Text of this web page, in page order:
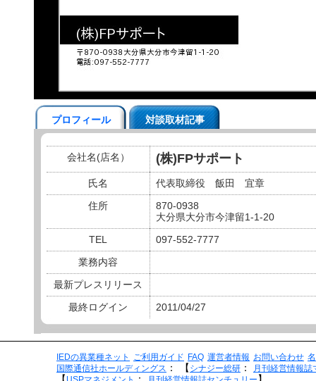
プロフィール 対談取材記事
会社名(店名） (株)FPサポート
氏名
代表取締役 飯田 宜章
住所
870-0938
大分県大分市今津留1-1-20
TEL
097-552-7777
業務内容
最新プレスリリース
最終ログイン
2011/04/27
IEDの異業種ネット ご利用ガイド FAQ 運営者情報 お問い合わせ
国際通信社ホールディングス ： 【 シナジー総研 ： 月刊経営情報誌